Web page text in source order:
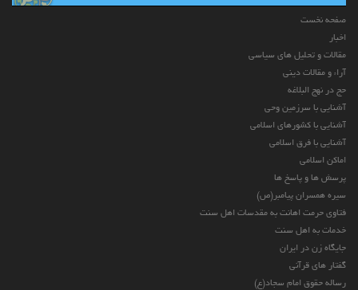
صفحه نخست
اخبار
مقالات و تحلیل های سیاسی
آراء و مقالات دینی
حج در نهج البلاغه
آشنایی با سرزمین وحی
آشنایی با کشورهای اسلامی
آشنایی با فرق اسلامی
اماکن اسلامی
پرسش ها و پاسخ ها
سیره همسران پیامبر(ص)
فتاوی حرمت اهانت به مقدسات اهل سنت
خدمات به اهل سنت
جایگاه زن در ایران
گفتار های قرآنی
رساله حقوق امام سجاد(ع)